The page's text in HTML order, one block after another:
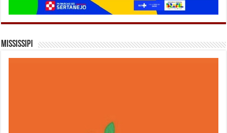
Mississipi